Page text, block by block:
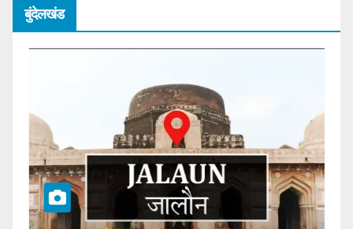
बुंदेलखंड